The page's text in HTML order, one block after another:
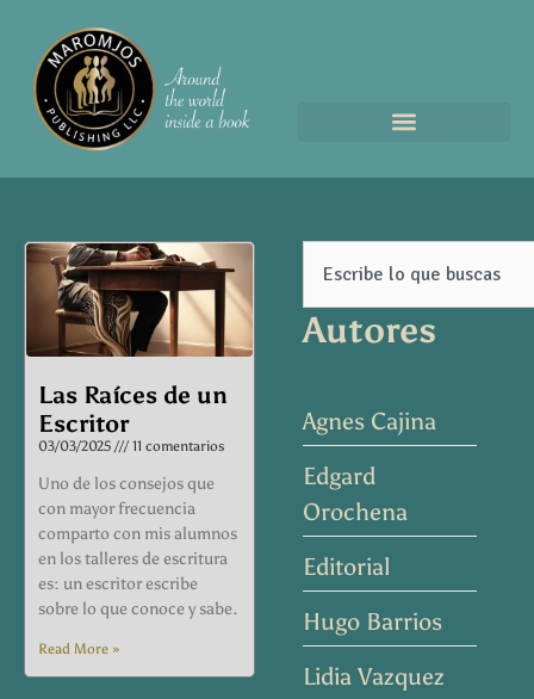
Las Raíces de un
Escritor
03/03/2025 11 comentarios
Uno de los consejos que
con mayor frecuencia
comparto con mis alumnos
en los talleres de escritura
es: un escritor escribe
sobre lo que conoce y sabe.
Read More »
PagePagePagePage Page
Autores
Agnes Cajina
Edgard
Orochena
Editorial
Hugo Barrios
Lidia Vazquez